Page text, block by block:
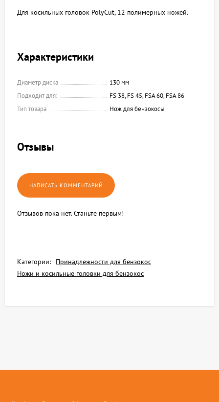
Для косильных головок PolyCut, 12 полимерных ножей.
Характеристики
Диаметр диска
130 мм
Подходит для:
FS 38, FS 45, FSA 60, FSA 86
Тип товара
Нож для бензокосы
Отзывы
Отзывов пока нет. Станьте первым!
Категории:
Принадлежности для бензокос
Ножи и косильные головки для бензокос